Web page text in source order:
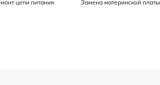
цепи питания
Замена материнской платы